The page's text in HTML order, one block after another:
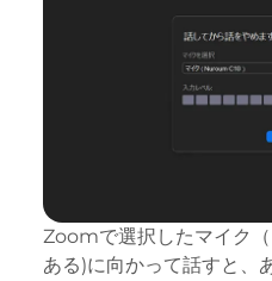
Zoomで選択したマイク
ある)に向かって話すと、